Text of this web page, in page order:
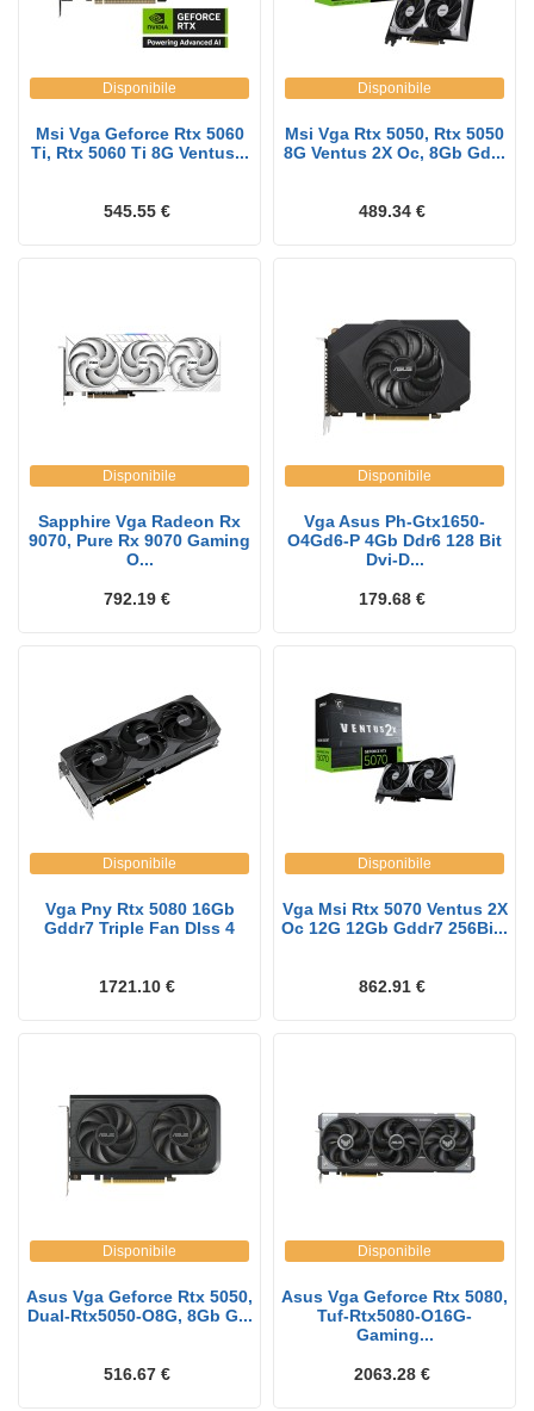
Disponibile
Msi Vga Geforce Rtx 5060
Ti, Rtx 5060 Ti 8G Ventus...
545.55 €
Disponibile
Msi Vga Rtx 5050, Rtx 5050
8G Ventus 2X Oc, 8Gb Gd...
489.34 €
Disponibile
Sapphire Vga Radeon Rx
9070, Pure Rx 9070 Gaming
O...
792.19 €
Disponibile
Vga Asus Ph-Gtx1650-
O4Gd6-P 4Gb Ddr6 128 Bit
Dvi-D...
179.68 €
Disponibile
Vga Pny Rtx 5080 16Gb
Gddr7 Triple Fan Dlss 4
1721.10 €
Disponibile
Vga Msi Rtx 5070 Ventus 2X
Oc 12G 12Gb Gddr7 256Bi...
862.91 €
Disponibile
Asus Vga Geforce Rtx 5050,
Dual-Rtx5050-O8G, 8Gb G...
516.67 €
Disponibile
Asus Vga Geforce Rtx 5080,
Tuf-Rtx5080-O16G-
Gaming...
2063.28 €